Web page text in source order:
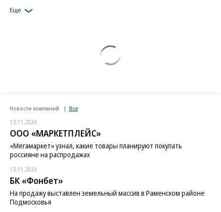
Еще
Новости компаний Все
13.11.2024
ООО «МАРКЕТПЛЕЙС»
«Мегамаркет» узнал, какие товары планируют покупать
россияне на распродажах
13.11.2024
БК «Фонбет»
На продажу выставлен земельный массив в Раменском районе
Подмосковья